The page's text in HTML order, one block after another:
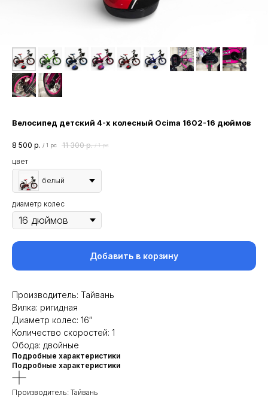
Велосипед детский 4-х колесный Ocima 1602-16 дюймов
8 500 р. / 1 pc 11 300 р. / 1 pc
цвет
белый
диаметр колес
Добавить в корзину
Производитель: Тайвань
Вилка: ригидная
Диаметр колес: 16″
Количество скоростей: 1
Обода: двойные
Подробные характеристики
Подробные характеристики
Производитель: Тайвань